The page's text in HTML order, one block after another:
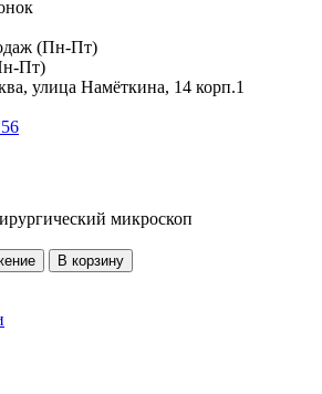
(Пн-Пт)
Пт)
улица Намёткина, 14 корп.1
микроскоп
В корзину